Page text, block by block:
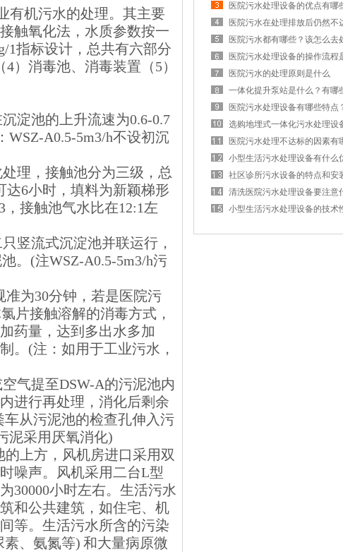
有机污水的处理。其主要
触氧化法，水质参数按一
1指标设计，总共有六部分
）消毒池、消毒装置（5）
淀池的上升流速为0.6-0.7
A0.5-5m3/h不设初沉
理，接触池分为三级，总
6小时，填料为新颖梯形
接触池气水比在12:1左
竖流式沉淀池并联运行，
。(注WSZ-A0.5-5m3/h污
准为30分钟，若是医院污
片接触溶解的消毒方式，
药量，达到多出水多加
。(注：如用于工业污水，
气提至DSW-A的污泥池内
进行再处理，消化后剩余
从污泥池的检查孔伸入污
泥采用厌氧消化)
上方，风机房进口采用双
噪声。风机采用二台L型
30000小时左右。生活污水
和公共建筑，如住宅、机
等。生活污水所含的污染
、氨氮等) 和大量病原微
些
医院污水处理设备的优点有哪
医院污水在处理排放后仍然不
原因有哪些？
医院污水都有哪些？该怎么去
医院污水处理设备的操作流程
医院污水的处理原则是什么
一体化提升泵站是什么？有哪
医院污水处理设备有哪些特点
选购地埋式一体化污水处理设
意什么问题
医院污水处理不达标的因素有
小型生活污水处理设备有什么
社区诊所污水设备的特点和安
清洗医院污水处理设备要注意
小型生活污水处理设备的技术